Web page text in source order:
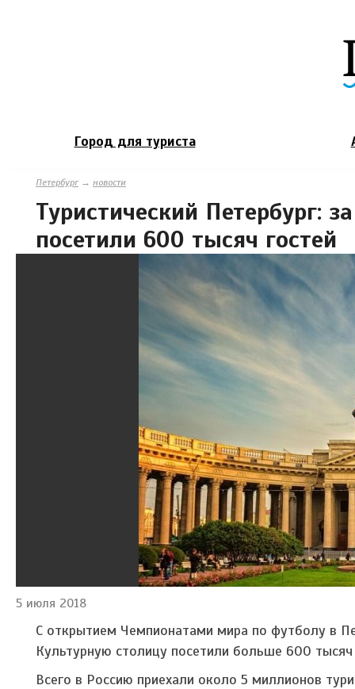
Город для туриста
Петербург→ новости
Туристический Петербург:
посетили 600 тысяч гостей
5 июля 2018
С открытием Чемпионатами мира по футболу в
Культурную столицу посетили больше 600 тысяч
Всего в Россию приехали около 5 миллионов